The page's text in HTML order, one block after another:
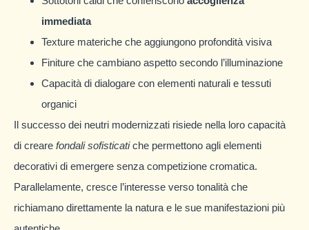
immediata
Texture materiche che aggiungono profondità visiva
Finiture che cambiano aspetto secondo l’illuminazione
Capacità di dialogare con elementi naturali e tessuti
organici
Il successo dei neutri modernizzati risiede nella loro capacità
di creare fondali sofisticatiche permettono agli elementi
decorativi di emergere senza competizione cromatica.
Parallelamente, cresce l’interesse verso tonalità che
richiamano direttamente la natura e le sue manifestazioni più